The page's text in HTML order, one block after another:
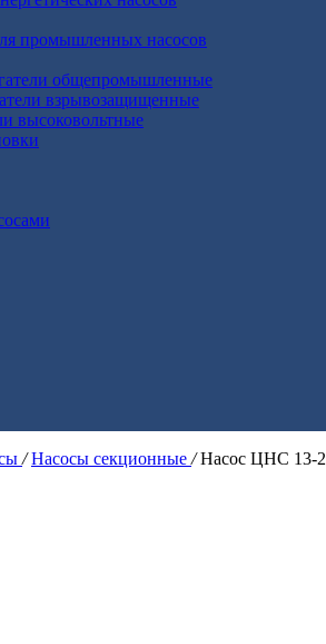
промышленных насосов
общепромышленные
взрывозащищенные
высоковольтные
/ Насосы секционные / Насос ЦНС 13-